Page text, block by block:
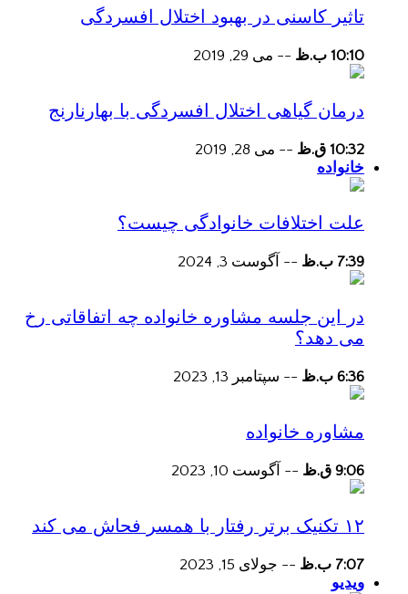
تاثیر کاسنی در بهبود اختلال افسردگی
10:10 ب.ظ -- می 29, 2019
درمان گیاهی اختلال افسردگی با بهارنارنج
10:32 ق.ظ -- می 28, 2019
خانواده
علت اختلافات خانوادگی چیست؟
7:39 ب.ظ -- آگوست 3, 2024
در این جلسه مشاوره خانواده چه اتفاقاتی رخ
می دهد؟
6:36 ب.ظ -- سپتامبر 13, 2023
مشاوره خانواده
9:06 ق.ظ -- آگوست 10, 2023
۱۲ تکنیک برتر رفتار با همسر فحاش می کند
7:07 ب.ظ -- جولای 15, 2023
ویدیو